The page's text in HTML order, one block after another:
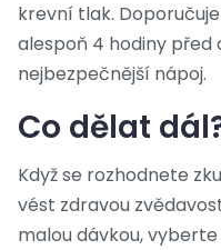
krevní tlak.
alespoň 4 hodiny před
nejbezpečnější nápoj.
Co dělat
Když se rozhodnete
vést zdravou
malou dávkou,